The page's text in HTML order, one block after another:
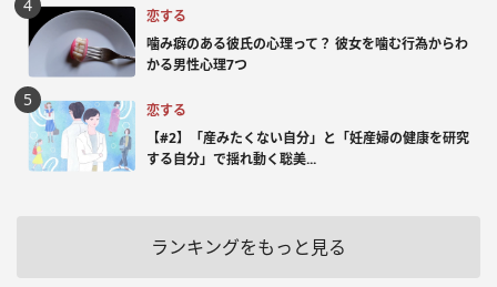
恋する
噛み癖のある彼氏の心理って？ 彼女を噛む行為からわ
かる男性心理7つ
恋する
【#2】「産みたくない自分」と「妊産婦の健康を研究
する自分」で揺れ動く聡美...
ランキングをもっと見る